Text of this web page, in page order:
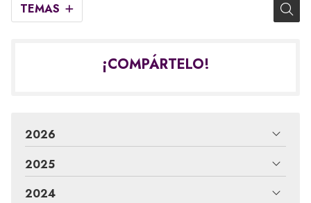
TEMAS
¡COMPÁRTELO!
2026
2025
2024